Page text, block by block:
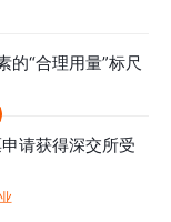
的“合理用量”标尺
请获得深交所受